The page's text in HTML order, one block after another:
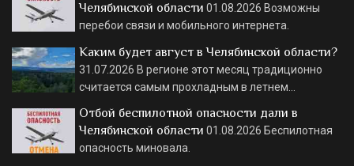
Челябинской области 01.08.2026 Возможны
перебои связи и мобильного интернета.
Каким будет август в Челябинской области?
31.07.2026 В регионе этот месяц традиционно
считается самым прохладным в летнем…
Отбой беспилотной опасности дали в
Челябинской области 01.08.2026 Беспилотная
опасность миновала.